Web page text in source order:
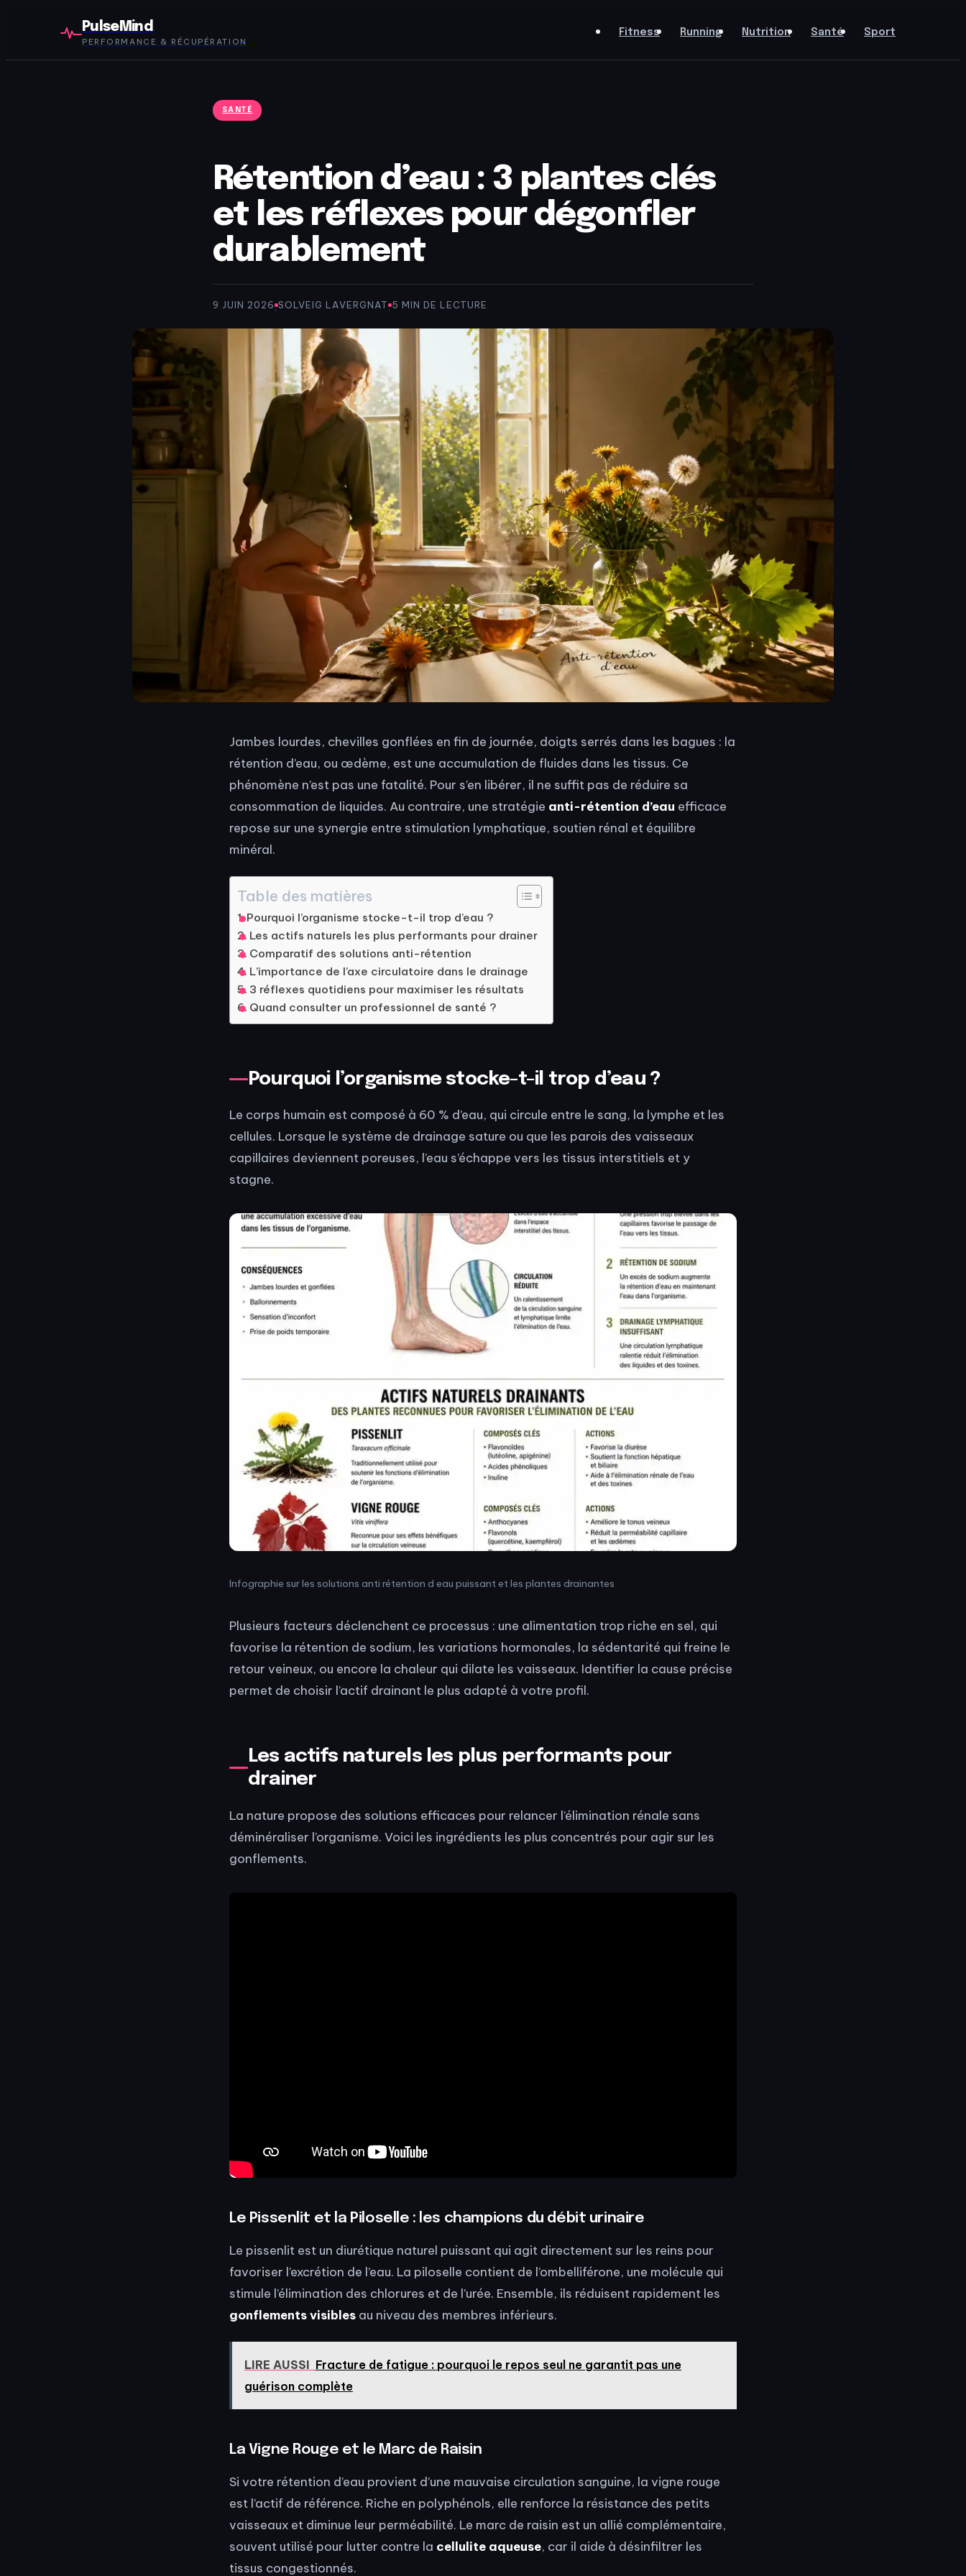
PulseMind
PERFORMANCE & RÉCUPÉRATION
Fitness Running Nutrition Santé Sport
SANTÉ
Rétention d’eau : 3 plantes clés
et les réflexes pour dégonfler
durablement
9 JUIN 2026·SOLVEIG LAVERGNAT·5 MIN DE LECTURE
Jambes lourdes, chevilles gonflées en fin de journée, doigts serrés dans les bagues : la
rétention d’eau, ou œdème, est une accumulation de fluides dans les tissus. Ce
phénomène n’est pas une fatalité. Pour s’en libérer, il ne suffit pas de réduire sa
consommation de liquides. Au contraire, une stratégie anti-rétention d’eau efficace
repose sur une synergie entre stimulation lymphatique, soutien rénal et équilibre
minéral.
Table des matières
Pourquoi l’organisme stocke-t-il trop d’eau ?
Les actifs naturels les plus performants pour drainer
Comparatif des solutions anti-rétention
L’importance de l’axe circulatoire dans le drainage
3 réflexes quotidiens pour maximiser les résultats
Quand consulter un professionnel de santé ?
Pourquoi l’organisme stocke-t-il trop d’eau ?
Le corps humain est composé à 60 % d’eau, qui circule entre le sang, la lymphe et les
cellules. Lorsque le système de drainage sature ou que les parois des vaisseaux
capillaires deviennent poreuses, l’eau s’échappe vers les tissus interstitiels et y
stagne.
Infographie sur les solutions anti rétention d eau puissant et les plantes drainantes
Plusieurs facteurs déclenchent ce processus : une alimentation trop riche en sel, qui
favorise la rétention de sodium, les variations hormonales, la sédentarité qui freine le
retour veineux, ou encore la chaleur qui dilate les vaisseaux. Identifier la cause précise
permet de choisir l’actif drainant le plus adapté à votre profil.
Les actifs naturels les plus performants pour
drainer
La nature propose des solutions efficaces pour relancer l’élimination rénale sans
déminéraliser l’organisme. Voici les ingrédients les plus concentrés pour agir sur les
gonflements.
Le Pissenlit et la Piloselle : les champions du débit urinaire
Le pissenlit est un diurétique naturel puissant qui agit directement sur les reins pour
favoriser l’excrétion de l’eau. La piloselle contient de l’ombelliférone, une molécule qui
stimule l’élimination des chlorures et de l’urée. Ensemble, ils réduisent rapidement les
gonflements visibles au niveau des membres inférieurs.
LIRE AUSSI Fracture de fatigue : pourquoi le repos seul ne garantit pas une
guérison complète
La Vigne Rouge et le Marc de Raisin
Si votre rétention d’eau provient d’une mauvaise circulation sanguine, la vigne rouge
est l’actif de référence. Riche en polyphénols, elle renforce la résistance des petits
vaisseaux et diminue leur perméabilité. Le marc de raisin est un allié complémentaire,
souvent utilisé pour lutter contre la cellulite aqueuse, car il aide à désinfiltrer les
tissus congestionnés.